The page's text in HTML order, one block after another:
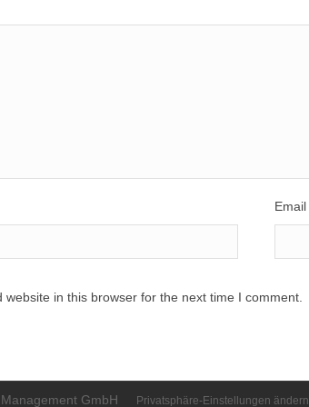
Email
website in this browser for the next time I comment.
Privatsphäre-Einstellungen ändern
GmbH